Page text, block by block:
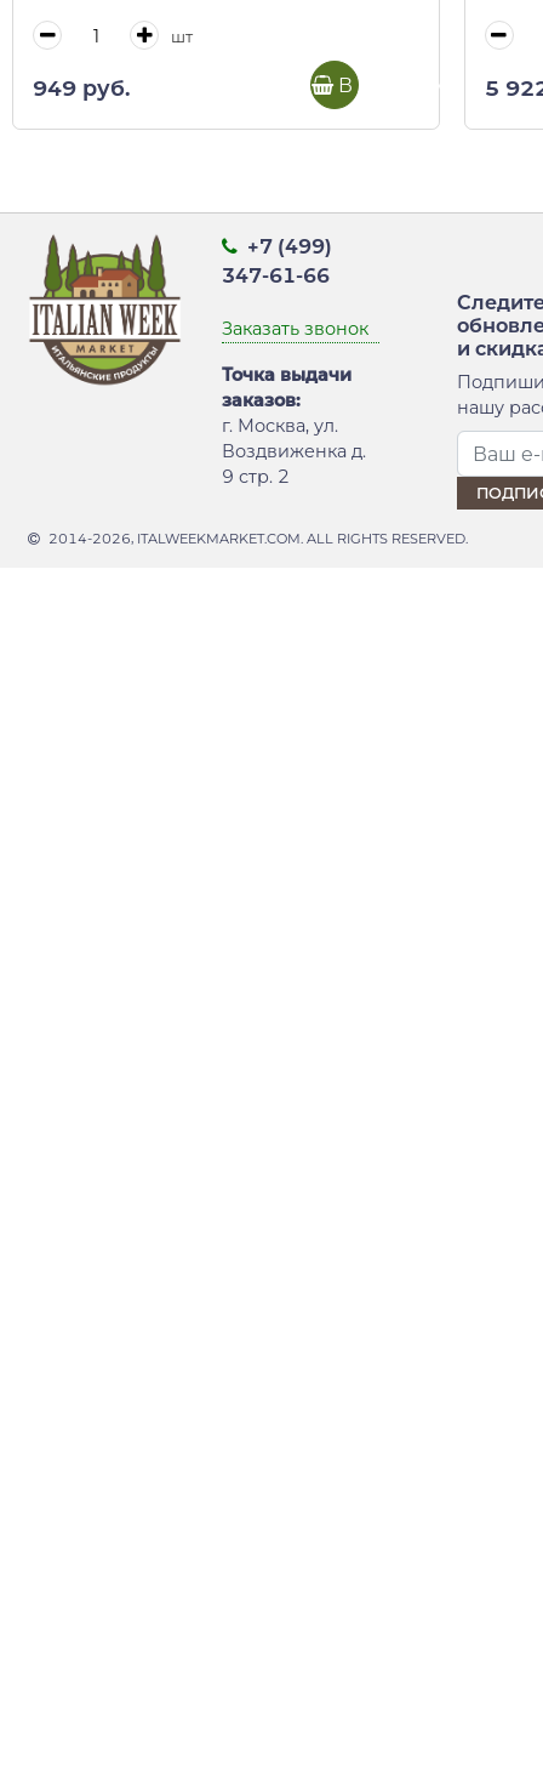
шт
949 руб. В корзину 5
+7 (499)
347-61-66
Заказать звонок
Точка выдачи
заказов:
г. Москва, ул.
Воздвиженка д.
9 стр. 2
и
нашу
2014-2026, ITALWEEKMARKET.COM. ALL RIGHTS RESERVED.